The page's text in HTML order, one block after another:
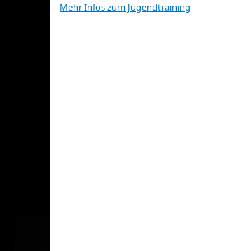
Mehr Infos zum Jugendtraining